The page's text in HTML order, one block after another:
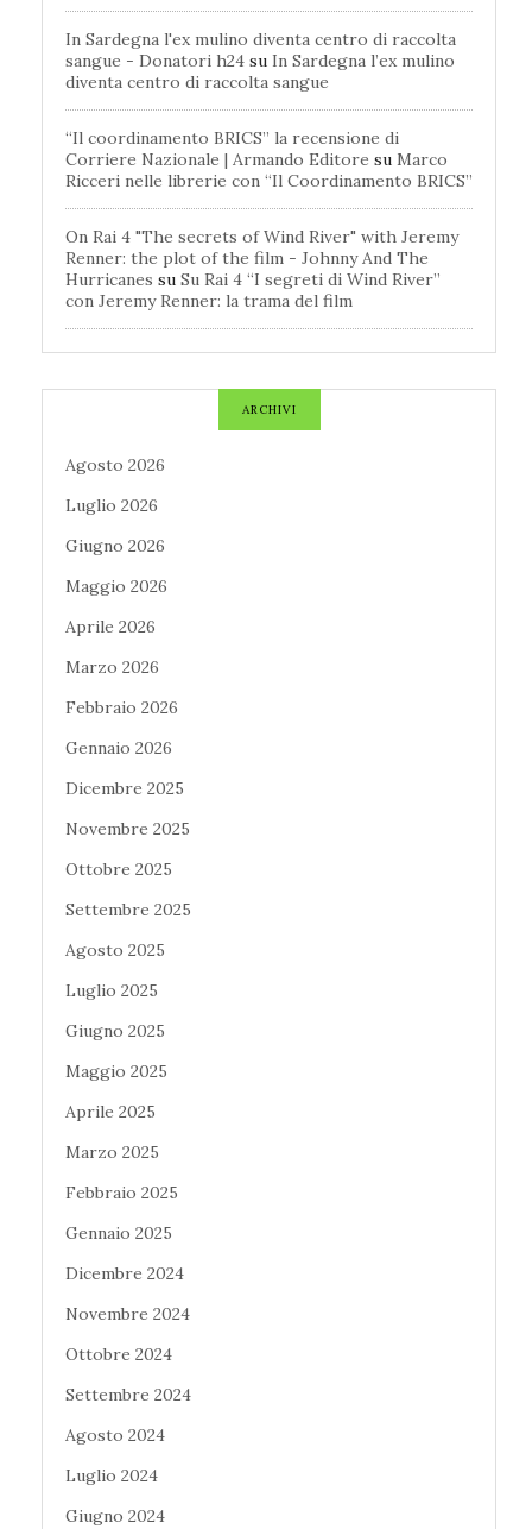
In Sardegna l'ex mulino diventa centro di raccolta
sangue - Donatori h24 su In Sardegna l’ex mulino
diventa centro di raccolta sangue
“Il coordinamento BRICS” la recensione di
Corriere Nazionale | Armando Editore su Marco
Ricceri nelle librerie con “Il Coordinamento BRICS”
On Rai 4 "The secrets of Wind River" with Jeremy
Renner: the plot of the film - Johnny And The
Hurricanes su Su Rai 4 “I segreti di Wind River”
con Jeremy Renner: la trama del film
ARCHIVI
Agosto 2026
Luglio 2026
Giugno 2026
Maggio 2026
Aprile 2026
Marzo 2026
Febbraio 2026
Gennaio 2026
Dicembre 2025
Novembre 2025
Ottobre 2025
Settembre 2025
Agosto 2025
Luglio 2025
Giugno 2025
Maggio 2025
Aprile 2025
Marzo 2025
Febbraio 2025
Gennaio 2025
Dicembre 2024
Novembre 2024
Ottobre 2024
Settembre 2024
Agosto 2024
Luglio 2024
Giugno 2024